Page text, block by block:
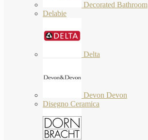
Decorated Bathroom
Delabie
Delta
Devon Devon
Disegno Ceramica